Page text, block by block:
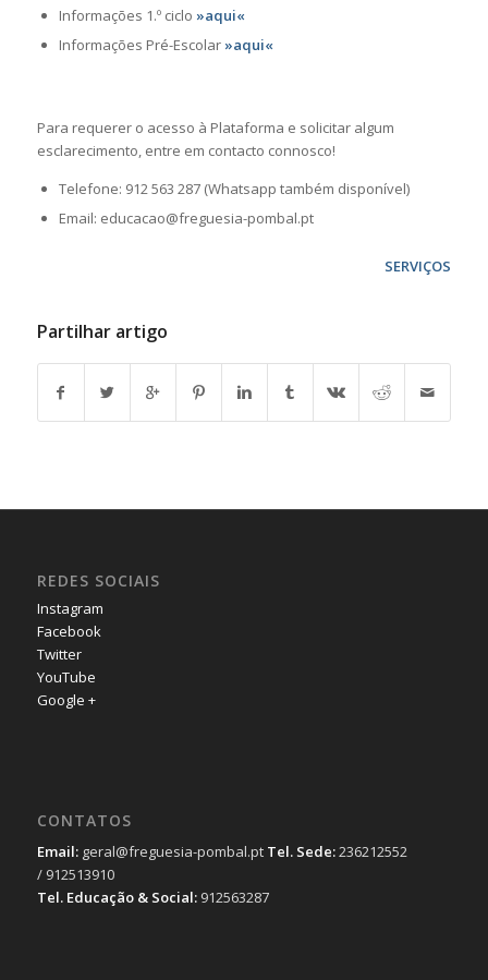
Informações 1.º ciclo »aqui«
Informações Pré-Escolar »aqui«
Para requerer o acesso à Plataforma e solicitar algum
esclarecimento, entre em contacto connosco!
Telefone: 912 563 287 (Whatsapp também disponível)
Email: educacao@freguesia-pombal.pt
SERVIÇOS
Partilhar artigo
REDES SOCIAIS
Instagram
Facebook
Twitter
YouTube
Google +
CONTATOS
Email:geral@freguesia-pombal.pt Tel. Sede:236212552
/ 912513910
Tel. Educação & Social: 912563287